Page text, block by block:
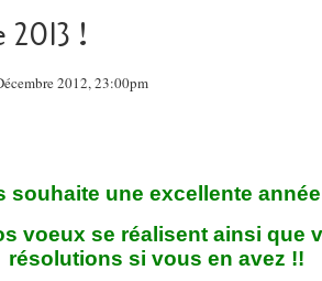
!
2012, 23:00pm
souhaite une excellente année
voeux se réalisent ainsi que
résolutions si vous en avez !!